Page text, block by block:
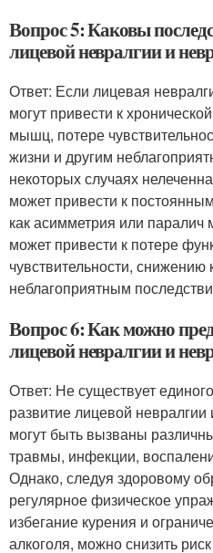
Вопрос 5: Каковы
лицевой невралгии и
Ответ: Если лицевая
могут привести к
мышц, потере
жизни и другим
некоторых случаях
может привести к
как асимметрия или
может привести к потере
чувствительности, снижению
неблагоприятным
Вопрос 6: Как можно
лицевой невралгии и
Ответ: Не существует
развитие лицевой невралгии
могут быть вызваны
травмы, инфекции,
Однако, следуя здоровому
регулярное физическое
избегание курения и
алкоголя, можно снизить